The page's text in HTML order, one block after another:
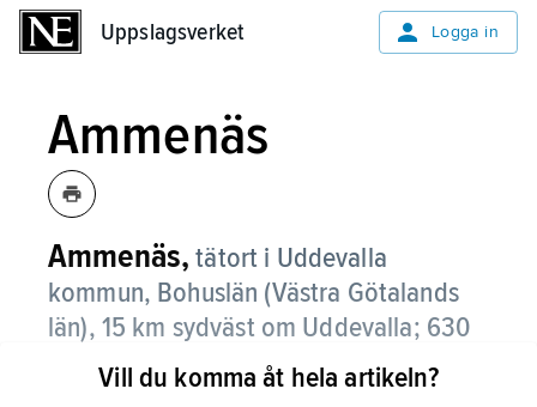
Uppslagsverket Logga in
Ammenäs
Ammenäs, tätort i Uddevalla
kommun, Bohuslän (Västra Götalands
län), 15 km sydväst om Uddevalla; 630
invånare (2021).
Vill du komma åt hela artikeln?